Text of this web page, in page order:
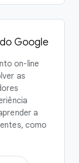
Google
on-line
as
a
como